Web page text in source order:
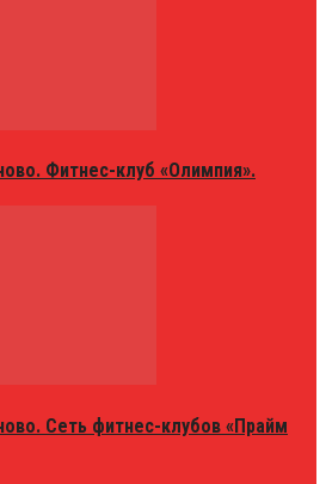
Фитнес-клуб «Олимпия».
Сеть фитнес-клубов «Прайм